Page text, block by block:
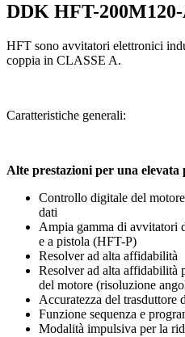
DDK HFT-
HFT sono avvitatori elettronici
coppia in CLASSE A.
Caratteristiche generali:
Alte prestazioni per una
Controllo digitale del
dati
Ampia gamma di
e a pistola (HFT-P)
Resolver ad alta affidabilità
Resolver ad alta affidabilità
del motore (risoluzione
Accuratezza del trasduttore
Funzione sequenza e
Modalità impulsiva per la